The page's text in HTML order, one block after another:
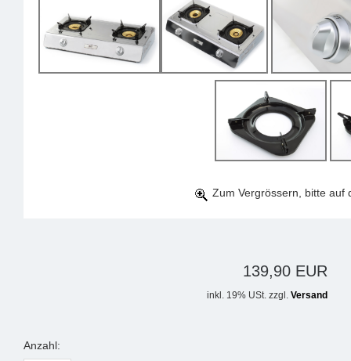
Zum Vergrössern, bitte auf
139,90 EUR
inkl. 19% USt. zzgl. Versand
Anzahl: